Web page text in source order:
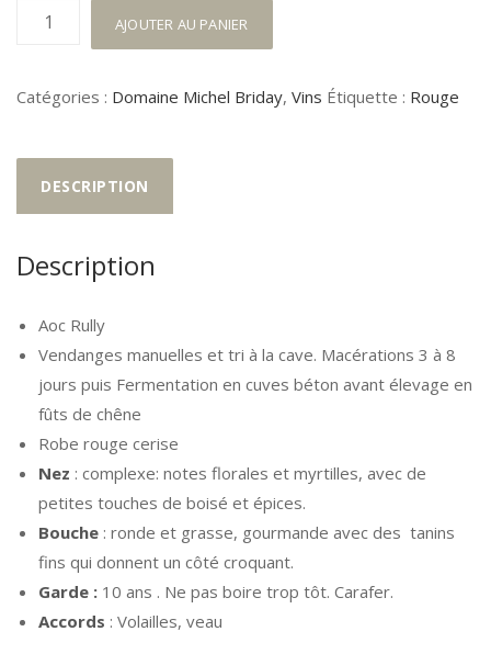
quantité
1er
Champs
Cloux
2022
AJOUTER AU PANIER
Catégories : Domaine Michel Briday, Vins Étiquette : Rouge
DESCRIPTION
Description
Aoc Rully
Vendanges manuelles et tri à la cave. Macérations 3 à 8
jours puis Fermentation en cuves béton avant élevage en
fûts de chêne
Robe rouge cerise
Nez : complexe: notes florales et myrtilles, avec de
petites touches de boisé et épices.
Bouche : ronde et grasse, gourmande avec des tanins
fins qui donnent un côté croquant.
Garde : 10 ans . Ne pas boire trop tôt. Carafer.
Accords : Volailles, veau